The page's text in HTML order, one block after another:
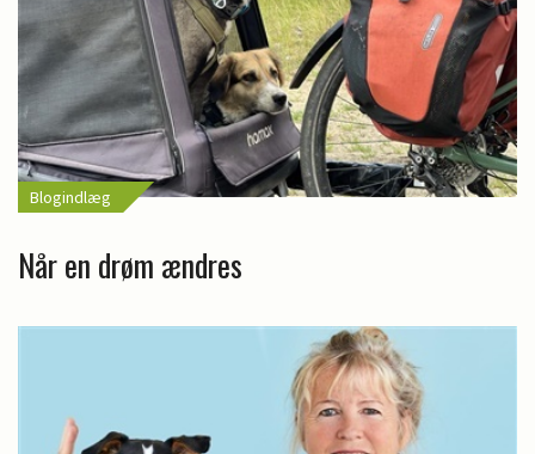
Blogindlæg
Når en drøm ændres